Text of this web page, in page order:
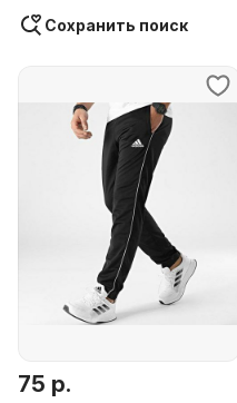
Сохранить поиск
75 р.